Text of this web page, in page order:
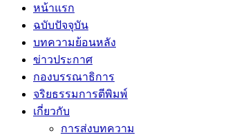
หน้าแรก
ฉบับปัจจุบัน
บทความย้อนหลัง
ข่าวประกาศ
กองบรรณาธิการ
จริยธรรมการตีพิมพ์
เกี่ยวกับ
การส่งบทความ